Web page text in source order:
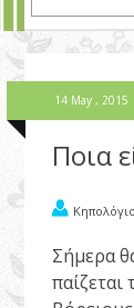
14 May , 2015
Ποια
Κηπολόγιο
Σήμερα
παίζεται